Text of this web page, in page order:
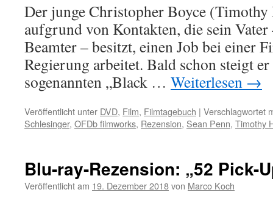
Der junge Christopher Boyce
aufgrund von Kontakten, die sein
Beamter – besitzt, einen Job bei einer
Regierung arbeitet. Bald schon steigt
sogenannten „Black … Weiterlesen →
Veröffentlicht unter DVD, Film, Filmtagebuch | Verschlagwortet
Schlesinger, OFDb filmworks, Rezension, Sean Penn, Timothy
Blu-ray-Rezension: „52 Pick-
Veröffentlicht am 19. Dezember 2018von Marco Koch